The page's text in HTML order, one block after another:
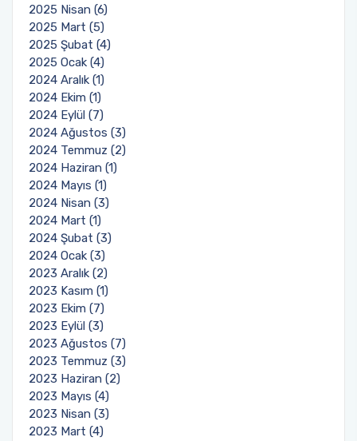
2025 Nisan (6)
2025 Mart (5)
2025 Şubat (4)
2025 Ocak (4)
2024 Aralık (1)
2024 Ekim (1)
2024 Eylül (7)
2024 Ağustos (3)
2024 Temmuz (2)
2024 Haziran (1)
2024 Mayıs (1)
2024 Nisan (3)
2024 Mart (1)
2024 Şubat (3)
2024 Ocak (3)
2023 Aralık (2)
2023 Kasım (1)
2023 Ekim (7)
2023 Eylül (3)
2023 Ağustos (7)
2023 Temmuz (3)
2023 Haziran (2)
2023 Mayıs (4)
2023 Nisan (3)
2023 Mart (4)